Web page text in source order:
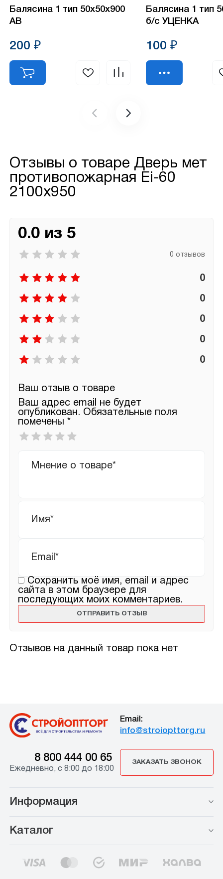
Балясина 1 тип 50х50х900
АВ
200 ₽
Балясина 1 тип
б/с УЦЕНКА
100 ₽
Отзывы о товаре Дверь мет
противопожарная Ei-60
2100х950
Отзывов на данный товар пока нет
0.0 из 5
0 отзывов
0
0
0
0
0
Ваш отзыв о товаре
Ваш адрес email не будет
опубликован. Обязательные поля
помечены *
Ваша
оценка
отзыв
Сохранить моё имя, email и адрес
сайта в этом браузере для
последующих моих комментариев.
Email:
info@stroiopttorg.ru
8 800 444 00 65
Ежедневно, с 8:00 до 18:00
ЗАКАЗАТЬ ЗВОНОК
Информация
Каталог